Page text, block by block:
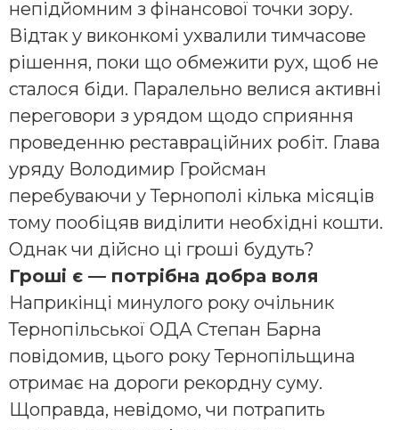
непідйомним з фінансової точки зору.
Відтак у виконкомі ухвалили тимчасове
рішення, поки що обмежити рух, щоб не
сталося біди. Паралельно велися активні
переговори з урядом щодо сприяння
проведенню реставраційних робіт. Глава
уряду Володимир Гройсман
перебуваючи у Тернополі кілька місяців
тому пообіцяв виділити необхідні кошти.
Однак чи дійсно ці гроші будуть?
Гроші є — потрібна добра воля
Наприкінці минулого року очільник
Тернопільської ОДА Степан Барна
повідомив, цього року Тернопільщина
отримає на дороги рекордну суму.
Щоправда, невідомо, чи потрапить